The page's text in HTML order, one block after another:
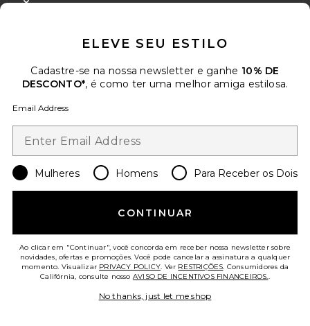
Favorite Undaria Algae Body Butter
Mais Vendidos
Undaria Algae Body Butter
OSEA
$54
ELEVE SEU ESTILO
Cadastre-se na nossa newsletter e ganhe 10% DE
DESCONTO*, é como ter uma melhor amiga estilosa.
Email Address
Mulheres Homens Para Receber os Dois
CONTINUAR
Ao clicar em "Continuar", você concorda em receber nossa newsletter sobre
novidades, ofertas e promoções. Você pode cancelar a assinatura a qualquer
momento. Visualizar PRIVACY POLICY. Ver RESTRIÇÕES. Consumidores da
Califórnia, consulte nosso AVISO DE INCENTIVOS FINANCEIROS..
No thanks, just let me shop